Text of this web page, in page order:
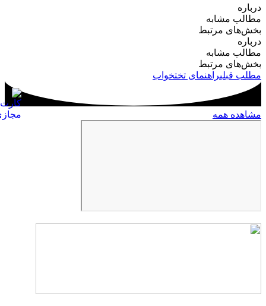
درباره
مطالب مشابه
بخش‌های مرتبط
درباره
مطالب مشابه
بخش‌های مرتبط
مطلب قبلیراهنمای تختخواب
مشاهده همه